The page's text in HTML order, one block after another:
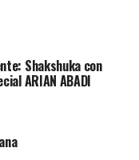
Shakshuka con
ARIAN ABADI